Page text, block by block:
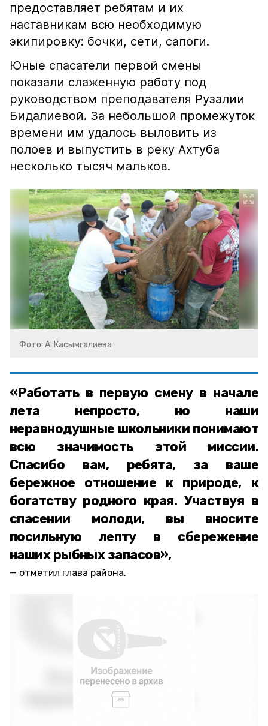
предоставляет ребятам и их
наставникам всю необходимую
экипировку: бочки, сети, сапоги.
Юные спасатели первой смены
показали слаженную работу под
руководством преподавателя Рузалии
Бидалиевой. За небольшой промежуток
времени им удалось выловить из
полоев и выпустить в реку Ахтуба
несколько тысяч мальков.
Фото: А. Касымгалиева
«Работать в первую смену в начале
лета непросто, но наши
неравнодушные школьники понимают
всю значимость этой миссии.
Спасибо вам, ребята, за ваше
бережное отношение к природе, к
богатству родного края. Участвуя в
спасении молоди, вы вносите
посильную лепту в сбережение
наших рыбных запасов»,
отметил глава района.